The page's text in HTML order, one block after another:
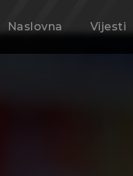
Naslovna Vijesti